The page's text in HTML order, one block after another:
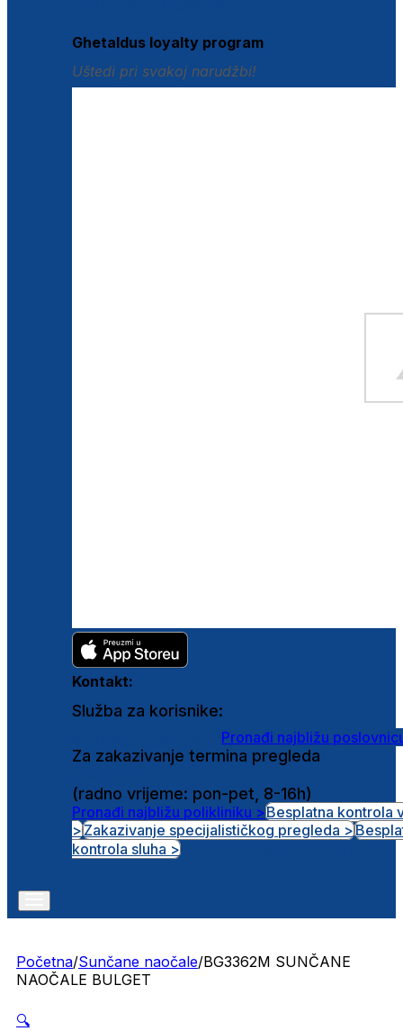
Ghetaldus loyalty program
Uštedi pri svakoj narudžbi!
Kontakt:
Služba za korisnike:
Pronađi najbližu
Za zakazivanje termina pregleda
(radno vrijeme: pon-pet, 8-16h)
Pronađi najbližu polikliniku >Besplatna kontrola
>Zakazivanje specijalističkog pregleda >
kontrola sluha >
Početna/Sunčane naočale/BG3362M SUNČANE
NAOČALE BULGET
🔍